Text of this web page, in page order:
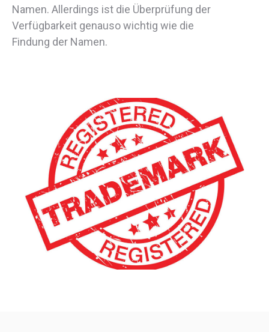
Namen. Allerdings ist die Überprüfung der
Verfügbarkeit genauso wichtig wie die
Findung der Namen.